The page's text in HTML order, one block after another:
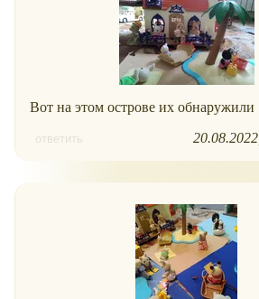
Вот на этом острове их обнаружили
ответить 20.08.2022